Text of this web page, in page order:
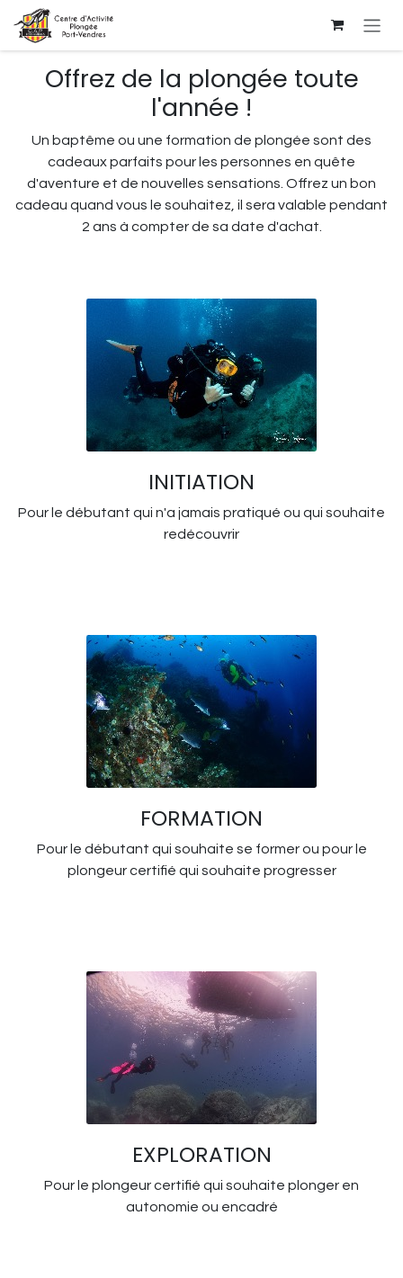
Se rendre au contenu
Offrez de la plongée toute
l'année !
Un baptême ou une formation de plongée sont des
cadeaux parfaits pour les personnes en quête
d'aventure et de nouvelles sensations. Offrez un bon
cadeau quand vous le souhaitez, il sera valable pendant
2 ans à compter de sa date d'achat.
INITIATION
Pour le débutant qui n'a jamais pratiqué ou qui souhaite
redécouvrir
FORMATION
Pour le débutant qui souhaite se former ou pour le
plongeur certifié qui souhaite progresser
EXPLORATION
Pour le plongeur certifié qui souhaite plonger en
autonomie ou encadré